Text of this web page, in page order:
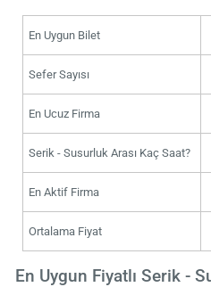
En Uygun Bilet
Sefer Sayısı
En Ucuz Firma
Serik - Susurluk Arası Kaç Saat?
En Aktif Firma
Ortalama Fiyat
En Uygun Fiyatlı Serik -